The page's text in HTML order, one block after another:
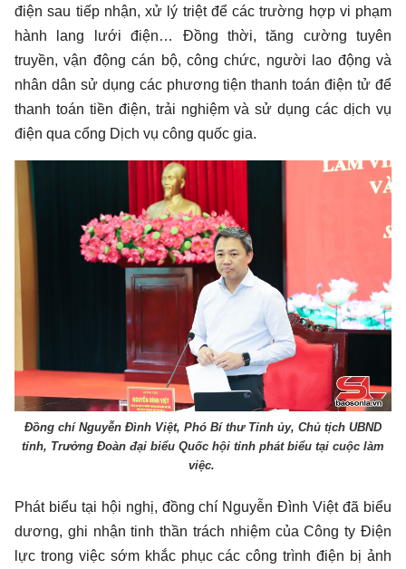
điện sau tiếp nhận, xử lý triệt để các trường hợp vi phạm
hành lang lưới điện… Đồng thời, tăng cường tuyên
truyền, vận động cán bộ, công chức, người lao động và
nhân dân sử dụng các phương tiện thanh toán điện tử để
thanh toán tiền điện, trải nghiệm và sử dụng các dịch vụ
điện qua cổng Dịch vụ công quốc gia.
Đồng chí Nguyễn Đình Việt, Phó Bí thư Tỉnh ủy, Chủ tịch UBND
tỉnh, Trưởng Đoàn đại biểu Quốc hội tỉnh phát biểu tại cuộc làm
việc.
Phát biểu tại hội nghị, đồng chí Nguyễn Đình Việt đã biểu
dương, ghi nhận tinh thần trách nhiệm của Công ty Điện
lực trong việc sớm khắc phục các công trình điện bị ảnh